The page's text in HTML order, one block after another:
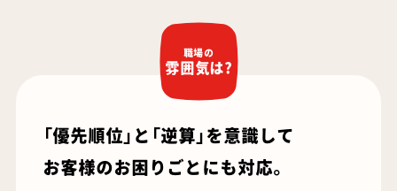
職場の
雰囲気は?
「優先順位」と「逆算」を意識して
お客様のお困りごとにも対応。